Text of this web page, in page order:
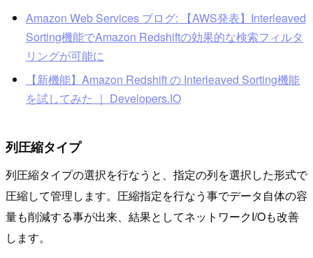
Amazon Web Services ブログ: 【AWS発表】Interleaved
Sorting機能でAmazon Redshiftの効果的な検索フィルタ
リングが可能に
【新機能】Amazon Redshift の Interleaved Sorting機能
を試してみた ｜ Developers.IO
列圧縮タイプ
列圧縮タイプの選択を行なうと、指定の列を選択した形式で
圧縮して管理します。圧縮指定を行なう事でデータ自体の容
量も削減する事が出来、結果としてネットワークI/Oも改善
します。